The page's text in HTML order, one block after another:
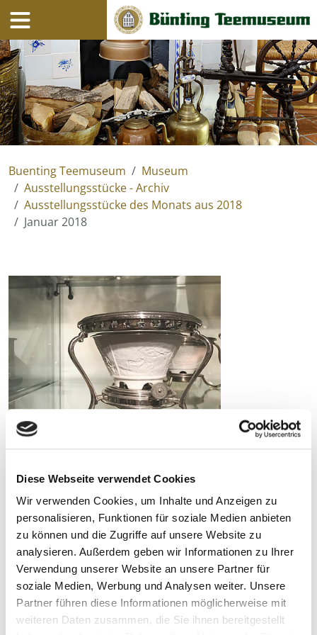
Diese Webseite verwendet Cookies
Wir verwenden Cookies, um Inhalte und Anzeigen zu
personalisieren, Funktionen für soziale Medien anbieten
zu können und die Zugriffe auf unsere Website zu
analysieren. Außerdem geben wir Informationen zu Ihrer
Verwendung unserer Website an unsere Partner für
soziale Medien, Werbung und Analysen weiter. Unsere
Partner führen diese Informationen möglicherweise mit
weiteren Daten zusammen, die Sie ihnen bereitgestellt
Navigation
Inhalt
Buenting Teemuseum
Museum
Ausstellungsstücke - Archiv
Ausstellungsstücke des Monats aus 2018
Januar 2018
Bünting Teemuseum
Brunnenstraße 33
26789 Leer
0491-992 20 44
Minfo@buenting-teemuseum.de
AUSSTELLUNGSSTÜCK DES MONATS